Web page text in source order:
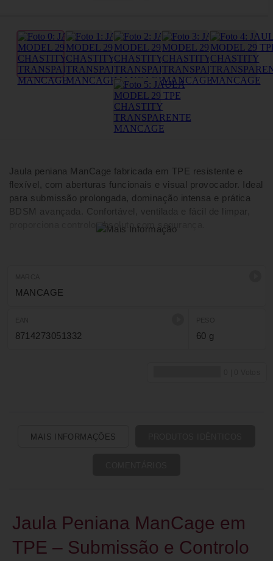
Jaula peniana ManCage fabricada em TPE resistente e
flexível, com aberturas funcionais e visual provocador. Ideal
para submissão prolongada, dominação intensa e prática
BDSM avançada. Confortável, ventilada e fácil de limpar,
proporciona controlo absoluto com segurança.
MANCAGE
8714273051332 60 g
MAIS INFORMAÇÕES
Jaula Peniana ManCage em
TPE – Submissão e Controlo